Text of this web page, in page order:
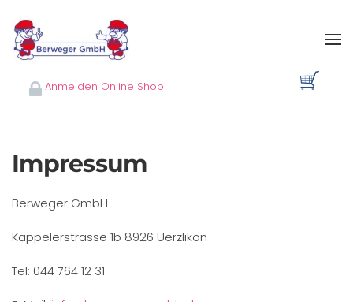
Skip to main content
Anmelden Online Shop
Impressum
Berweger GmbH
Kappelerstrasse 1b 8926 Uerzlikon
Tel: 044 764 12 31